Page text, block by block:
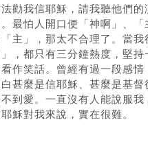
勸我信耶穌，請我聽他們的
最怕人開口便「神啊」、「
主」，那太不合理了。當我
，都只有三分鐘熱度，堅持
作笑話。曾經有過一段感情
甚麼是信耶穌、甚麼是基督
到愛。一直沒有人能說服我
穌對我來說，實在很難。